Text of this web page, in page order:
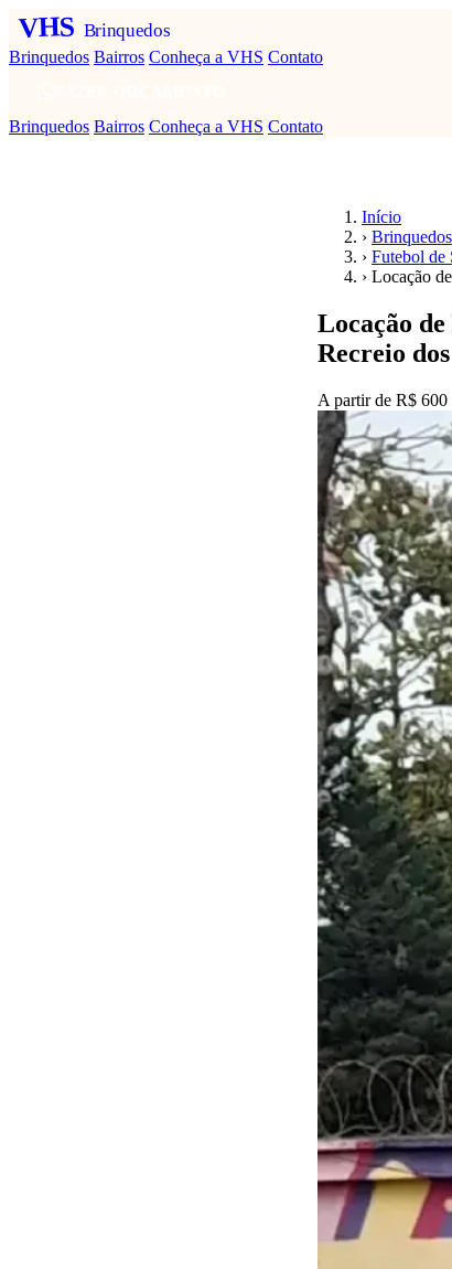
VHS Brinquedos
Brinquedos Bairros Conheça a VHS Contato
Brinquedos Bairros Conheça a VHS Contato
Início
› Brinquedos
› Futebol de
› Locação
Locação
Recreio
A partir de R$ 600